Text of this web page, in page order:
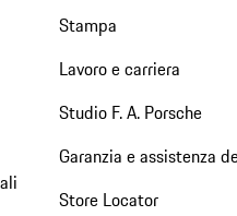
Stampa
Lavoro e carriera
Studio F. A. Porsche
Garanzia e assistenza
Store Locator